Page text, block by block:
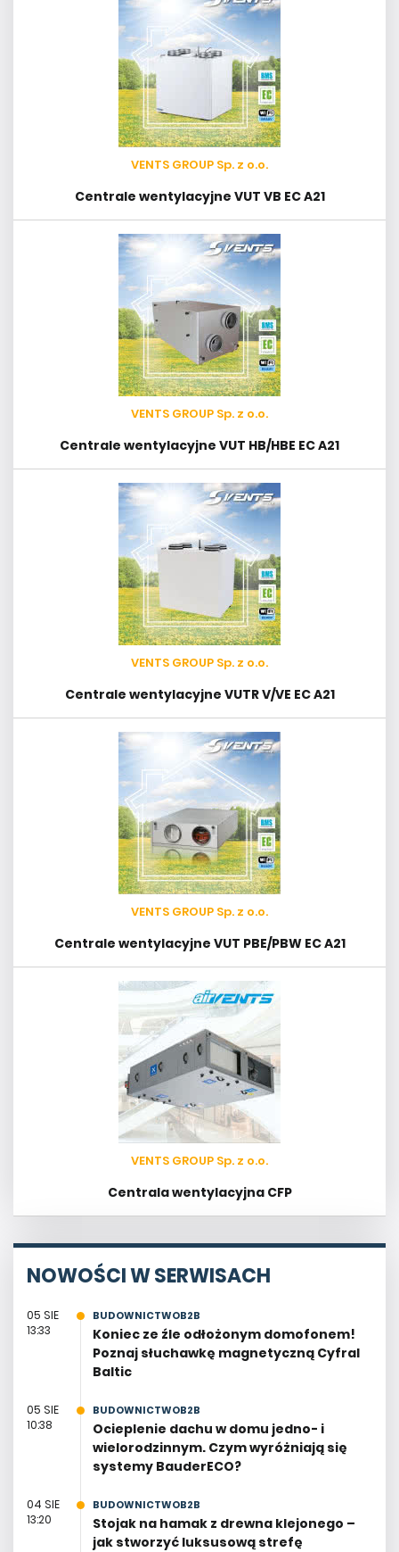
VENTS GROUP Sp. z o.o.
Centrale wentylacyjne VUT VB EC A21
VENTS GROUP Sp. z o.o.
Centrale wentylacyjne VUT HB/HBE EC A21
VENTS GROUP Sp. z o.o.
Centrale wentylacyjne VUTR V/VE EC A21
VENTS GROUP Sp. z o.o.
Centrale wentylacyjne VUT PBE/PBW EC A21
VENTS GROUP Sp. z o.o.
Centrala wentylacyjna CFP
NOWOŚCI W SERWISACH
05 SIE
13:33
BUDOWNICTWOB2B
Koniec ze źle odłożonym domofonem!
Poznaj słuchawkę magnetyczną Cyfral
Baltic
05 SIE
10:38
BUDOWNICTWOB2B
Ocieplenie dachu w domu jedno- i
wielorodzinnym. Czym wyróżniają się
systemy BauderECO?
04 SIE
13:20
BUDOWNICTWOB2B
Stojak na hamak z drewna klejonego –
jak stworzyć luksusową strefę